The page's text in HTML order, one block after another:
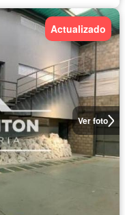
Ver foto
Actualizado